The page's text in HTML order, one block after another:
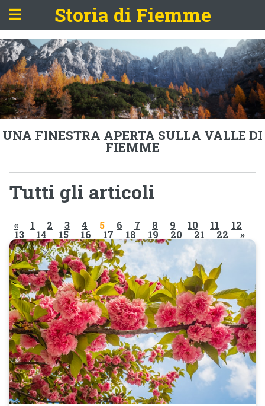
Storia di Fiemme
UNA FINESTRA APERTA SULLA VALLE DI
FIEMME
Tutti gli articoli
« 1 2 3 4 5 6 7 8 9 10 11 12
13 14 15 16 17 18 19 20 21 22 »